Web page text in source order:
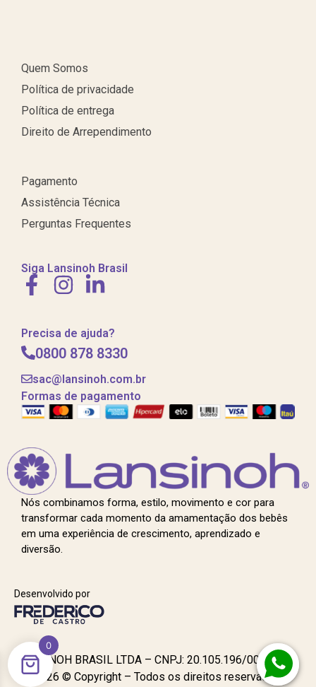
Quem Somos
Política de privacidade
Política de entrega
Direito de Arrependimento
Pagamento
Assistência Técnica
Perguntas Frequentes
Siga Lansinoh Brasil
Precisa de ajuda?
0800 878 8330
sac@lansinoh.com.br
Formas de pagamento
Nós combinamos forma, estilo, movimento e cor para
transformar cada momento da amamentação dos bebês
em uma experiência de crescimento, aprendizado e
diversão.
Desenvolvido por
LANSINOH BRASIL LTDA – CNPJ: 20.105.196/0001-96 –
2026 © Copyright – Todos os direitos reservados.
0